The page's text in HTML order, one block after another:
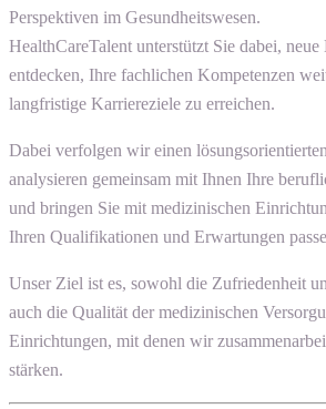
Perspektiven im Gesundheitswesen.
HealthCareTalent unterstützt Sie dabei,
entdecken, Ihre fachlichen Kompetenzen
langfristige Karriereziele zu erreichen.
Dabei verfolgen wir einen
analysieren gemeinsam mit Ihnen Ihre
und bringen Sie mit medizinischen
Ihren Qualifikationen und Erwartungen
Unser Ziel ist es, sowohl die Zufriedenheit
auch die Qualität der medizinischen
Einrichtungen, mit denen wir
stärken.